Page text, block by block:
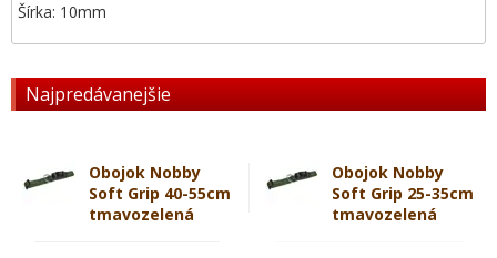
Najpredávanejšie
Obojok Nobby
Soft Grip 40-55cm
tmavozelená
Obojok Nobby
Soft Grip 25-35cm
tmavozelená
Šírka: 10mm